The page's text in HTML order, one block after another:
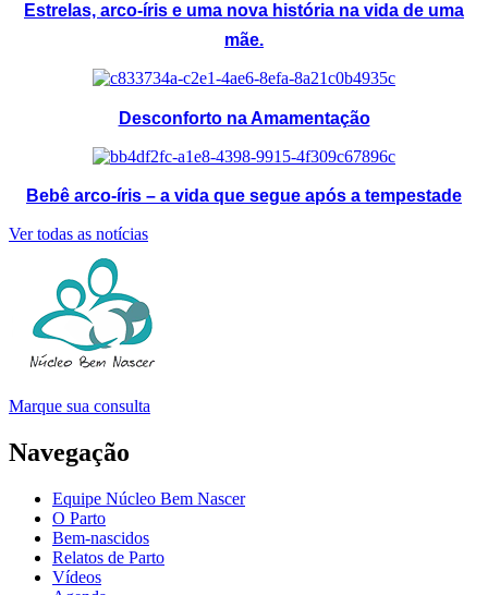
Estrelas, arco-íris e uma nova história na vida de uma
mãe.
Desconforto na Amamentação
Bebê arco-íris – a vida que segue após a tempestade
Ver todas as notícias
Marque sua consulta
Navegação
Equipe Núcleo Bem Nascer
O Parto
Bem-nascidos
Relatos de Parto
Vídeos